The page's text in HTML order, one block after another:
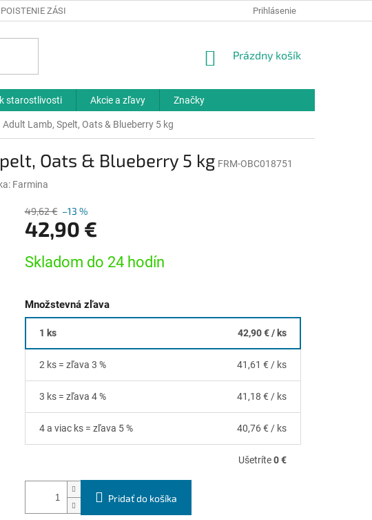
POISTENIE ZÁSIELKY ODBORNÉ
Prihlásenie
NÁKUPNÝ
Prázdny košík
starostlivosti Akcie a zľavy Značky
Lamb, Spelt, Oats & Blueberry 5 kg
Oats & Blueberry 5 kg FRM-OBC018751
Farmina
49,62 € –13 %
42,90 €
cena:
Skladom do 24 hodín
Množstevná zľava
1 ks 42,90 €/ ks
2 ks = zľava 3 % 41,61 € / ks
3 ks = zľava 4 % 41,18 € / ks
4 a viac ks = zľava 5 % 40,76 € / ks
Ušetríte0 €
Pridať do košíka